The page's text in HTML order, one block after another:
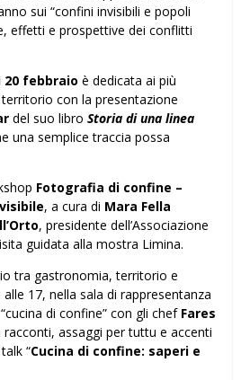
sui “confini invisibili e popoli
effetti e prospettive dei conflitti
20 febbraio è dedicata ai più
con la presentazione
del suo libro Storia di una linea
una semplice traccia possa
Fotografia di confine –
, a cura di Mara Fella
, presidente dell’Associazione
guidata alla mostra Limina.
tra gastronomia, territorio e
17, nella sala di rappresentanza
di confine” con gli chef Fares
racconti, assaggi per tuttu e accenti
“Cucina di confine: saperi e